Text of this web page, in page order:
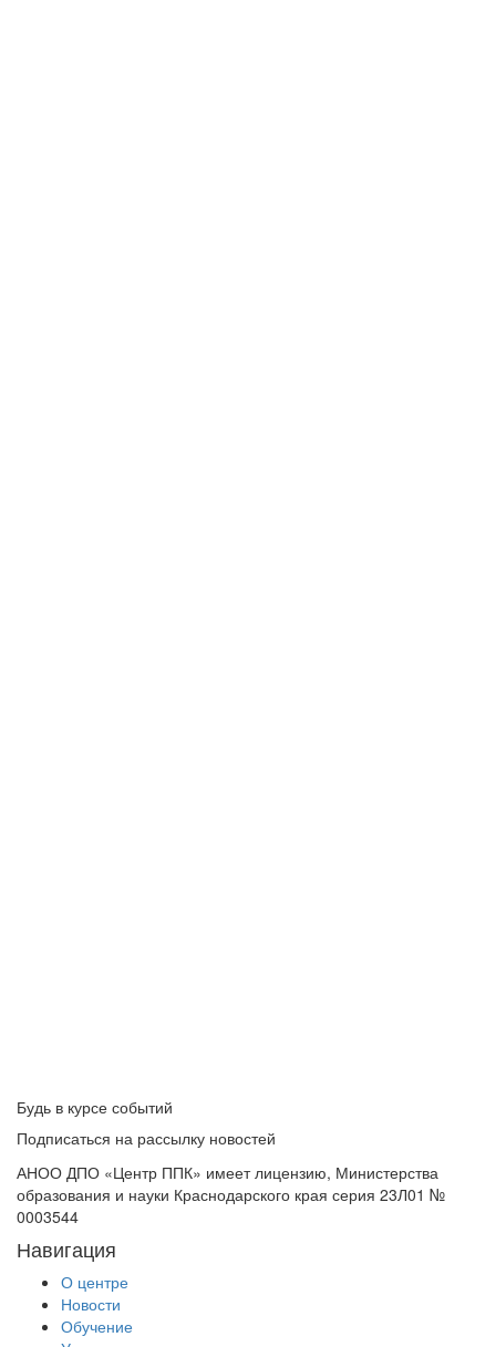
Будь в курсе событий
Подписаться на рассылку новостей
АНОО ДПО «Центр ППК» имеет лицензию, Министерства
образования и науки Краснодарского края серия 23Л01 №
0003544
Навигация
О центре
Новости
Обучение